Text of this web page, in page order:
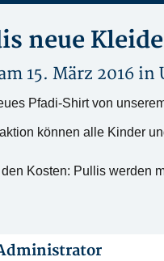
neue
15. März 2016 in
Pfadi-Shirt von
können alle Kinder
Kosten: Pullis werden